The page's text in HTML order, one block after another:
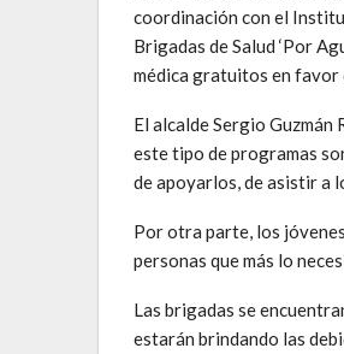
coordinación con el
Brigadas de Salud ‘Por
médica gratuitos en favor
El alcalde Sergio Guzmán
este tipo de programas
de apoyarlos, de asistir a
Por otra parte, los
personas que más lo
Las brigadas se
estarán brindando las